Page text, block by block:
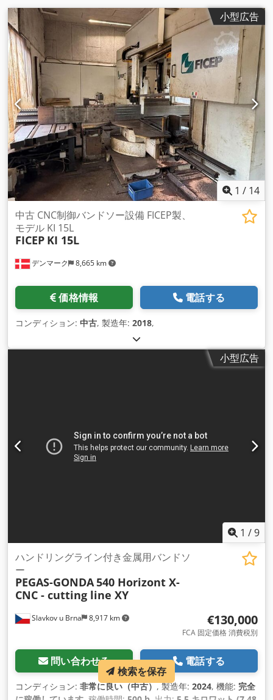
小型広告
1 / 14
デンマーク 8,665 km
中古 CNC制御バンドソー設備 FICEP製、
モデル KI 15L
FICEP KI 15L
価格情報 電話する
コンディション: 中古, 製造年: 2018,
小型広告
1 /9
Slavkov u Brna 8,917 km
ハンドリングライン付き金属用バンドソ
ー
PEGAS-GONDA540 Horizont X-
CNC - cutting line XY
€130,000
FCA 固定価格 消費税別
問い合わせる 電話する
コンディション: 非常に良い（中古）, 製造年: 2024, 機能: 完全
検索を保存